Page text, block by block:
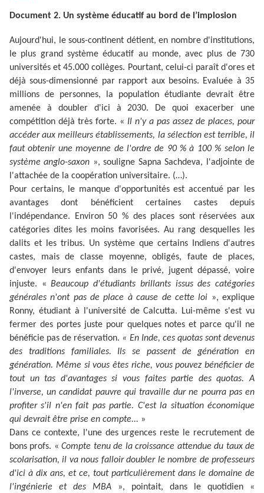
Document 2. Un système éducatif au bord de l’implosion
Aujourd'hui, le sous-continent détient, en nombre d'institutions,
le plus grand système éducatif au monde, avec plus de 730
universités et 45.000 collèges. Pourtant, celui-ci paraît d'ores et
déjà sous-dimensionné par rapport aux besoins. Evaluée à 35
millions de personnes, la population étudiante devrait être
amenée à doubler d'ici à 2030. De quoi exacerber une
compétition déjà très forte. « Il n'y a pas assez de places, pour
accéder aux meilleurs établissements, la sélection est terrible, il
faut obtenir une moyenne de l'ordre de 90 % à 100 % selon le
système anglo-saxon », souligne Sapna Sachdeva, l'adjointe de
l'attachée de la coopération universitaire. (…).
Pour certains, le manque d'opportunités est accentué par les
avantages dont bénéficient certaines castes depuis
l'indépendance. Environ 50 % des places sont réservées aux
catégories dites les moins favorisées. Au rang desquelles les
dalits et les tribus. Un système que certains Indiens d'autres
castes, mais de classe moyenne, obligés, faute de places,
d'envoyer leurs enfants dans le privé, jugent dépassé, voire
injuste. «Beaucoup d'étudiants brillants issus des catégories
générales n'ont pas de place à cause de cette loi », explique
Ronny, étudiant à l'université de Calcutta. Lui-même s'est vu
fermer des portes juste pour quelques notes et parce qu'il ne
bénéficie pas de réservation. « En Inde, ces quotas sont devenus
des traditions familiales. Ils se passent de génération en
génération. Même si vous êtes riche, vous pouvez bénéficier de
tout un tas d'avantages si vous faites partie des quotas. A
l'inverse, un candidat pauvre qui travaille dur ne pourra pas en
profiter s'il n'en fait pas partie. C'est la situation économique
qui devrait être prise en compte... »
Dans ce contexte, l'une des urgences reste le recrutement de
bons profs. «Compte tenu de la croissance attendue du taux de
scolarisation, il va nous falloir doubler le nombre de professeurs
d'ici à dix ans, et ce, tout particulièrement dans le domaine de
l'ingénierie et des MBA
», pointait, dans le quotidien «